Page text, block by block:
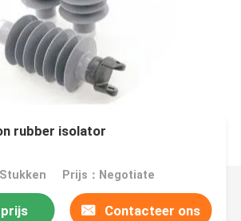
rubber isolator
Prijs：Negotiate
Contacteer ons